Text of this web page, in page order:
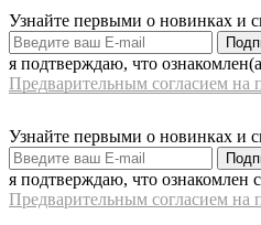
Узнайте первыми о новинках и
я подтверждаю, что
Предварительным согласием на
Узнайте первыми о новинках и
я подтверждаю, что ознакомлен с
Предварительным согласием на